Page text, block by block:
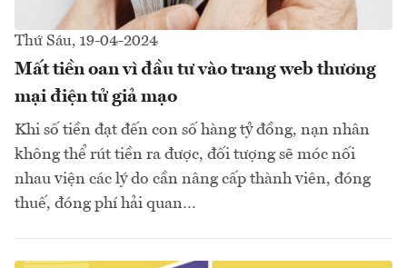
Thứ Sáu, 19-04-2024
Mất tiền oan vì đầu tư vào trang web thương
mại điện tử giả mạo
Khi số tiền đạt đến con số hàng tỷ đồng, nạn nhân
không thể rút tiền ra được, đối tượng sẽ móc nối
nhau viện các lý do cần nâng cấp thành viên, đóng
thuế, đóng phí hải quan…